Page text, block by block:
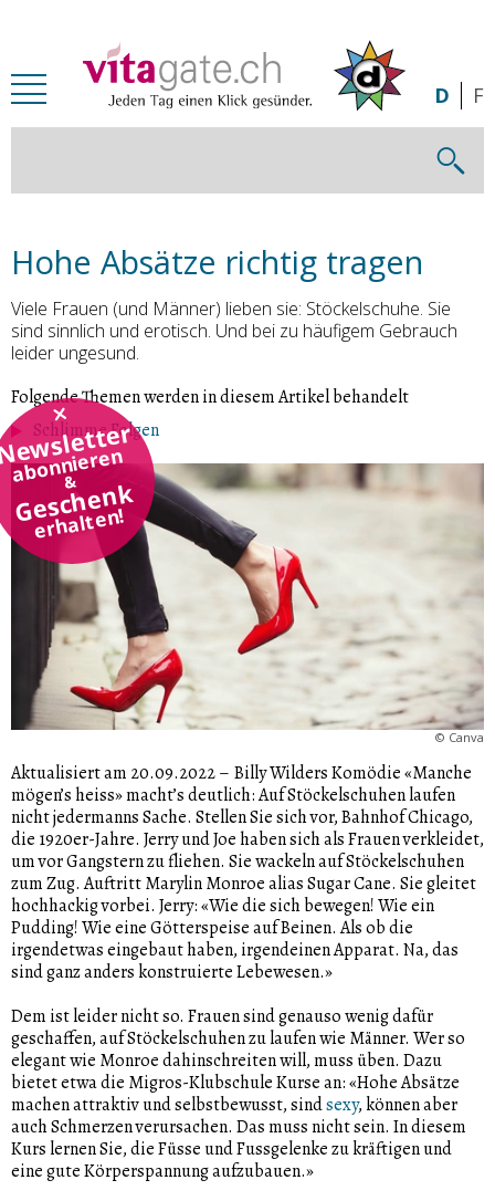
abonnieren
&
Geschenk
erhalten!
D F
Hohe Absätze richtig tragen
Viele Frauen (und Männer) lieben sie: Stöckelschuhe. Sie
sind sinnlich und erotisch. Und bei zu häufigem Gebrauch
leider ungesund.
Folgende Themen werden in diesem Artikel behandelt
Schlimme Folgen
© Canva
Aktualisiert am 20.09.2022– Billy Wilders Komödie «Manche
mögen’s heiss» macht’s deutlich: Auf Stöckelschuhen laufen
nicht jedermanns Sache. Stellen Sie sich vor, Bahnhof Chicago,
die 1920er-Jahre. Jerry und Joe haben sich als Frauen verkleidet,
um vor Gangstern zu fliehen. Sie wackeln auf Stöckelschuhen
zum Zug. Auftritt Marylin Monroe alias Sugar Cane. Sie gleitet
hochhackig vorbei. Jerry: «Wie die sich bewegen! Wie ein
Pudding! Wie eine Götterspeise auf Beinen. Als ob die
irgendetwas eingebaut haben, irgendeinen Apparat. Na, das
sind ganz anders konstruierte Lebewesen.»
Dem ist leider nicht so. Frauen sind genauso wenig dafür
geschaffen, auf Stöckelschuhen zu laufen wie Männer. Wer so
elegant wie Monroe dahinschreiten will, muss üben. Dazu
bietet etwa die Migros-Klubschule Kurse an: «Hohe Absätze
machen attraktiv und selbstbewusst, sindsexy, können aber
auch Schmerzen verursachen. Das muss nicht sein. In diesem
Kurs lernen Sie, die Füsse und Fussgelenke zu kräftigen und
eine gute Körperspannung aufzubauen.»